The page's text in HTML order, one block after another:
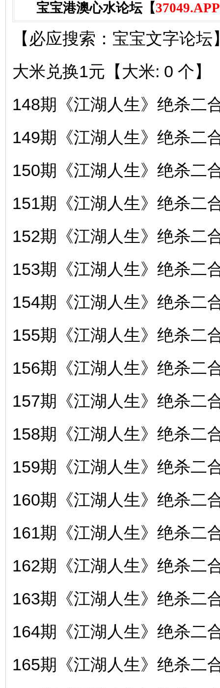
宝宝港澳心水论坛【37049.APP
【必应搜索：宝宝文字论
大米兑换1元【大米: 0 个】
148期《江湖人生》绝杀二
149期《江湖人生》绝杀二
150期《江湖人生》绝杀二
151期《江湖人生》绝杀二
152期《江湖人生》绝杀二
153期《江湖人生》绝杀二
154期《江湖人生》绝杀二
155期《江湖人生》绝杀二
156期《江湖人生》绝杀二
157期《江湖人生》绝杀二
158期《江湖人生》绝杀二
159期《江湖人生》绝杀二
160期《江湖人生》绝杀二
161期《江湖人生》绝杀二
162期《江湖人生》绝杀二
163期《江湖人生》绝杀二
164期《江湖人生》绝杀二
165期《江湖人生》绝杀二